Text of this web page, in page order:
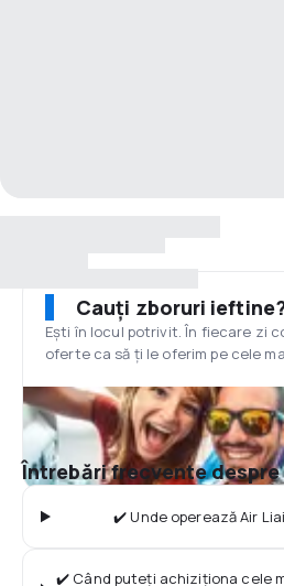
Cauți zboruri
Ești în locul potrivit. În fiecare zi
oferte ca să ți le oferim pe cele
Întrebări frecvente despre
✔️ Unde operează Air
✔️ Când puteți achiziționa cele